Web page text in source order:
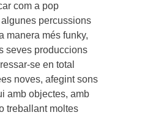
com a pop
percussions
manera més funky,
seves produccions
se en total
noves, afegint sons
amb objectes, amb
treballant moltes